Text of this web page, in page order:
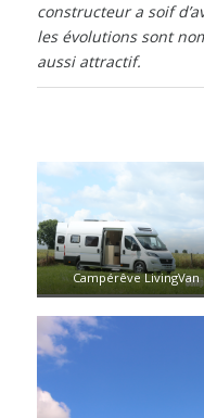
constructeur a soif
les évolutions sont
aussi attractif.
Campérêve LivingVan